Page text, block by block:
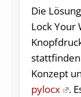
Die
Lock Your
Konzept
pylocx
.